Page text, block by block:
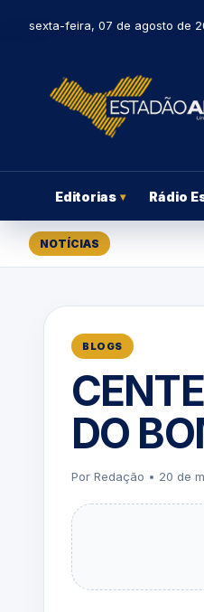
sexta-feira, 07 de agosto de
Editorias ▾ Rádio
NOTÍCIAS
BLOGS
DO
Por Redação • 20 de